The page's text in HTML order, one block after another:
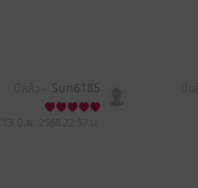
Sun6185